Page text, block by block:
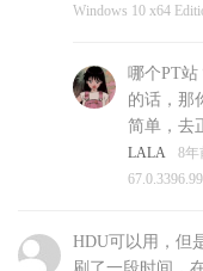
Windows 10 x64
哪个PT站
的话，那
简单，去
LALA 8年
67.0.3396.99
HDU可以用，但